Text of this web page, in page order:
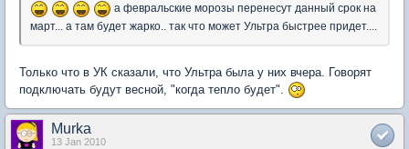
а февральские морозы перенесут данный срок на
март... а там будет жарко.. так что может Ультра быстрее придет....
Только что в УК сказали, что Ультра была у них вчера. Говорят
подключать будут весной, "когда тепло будет".
Murka
13 Jan 2010